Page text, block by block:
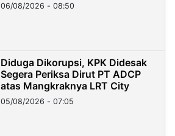
06/08/2026 - 08:50
Diduga Dikorupsi, KPK Didesak
Segera Periksa Dirut PT ADCP
atas Mangkraknya LRT City
05/08/2026 - 07:05